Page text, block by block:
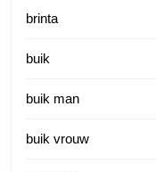
brinta
buik
buik man
buik vrouw